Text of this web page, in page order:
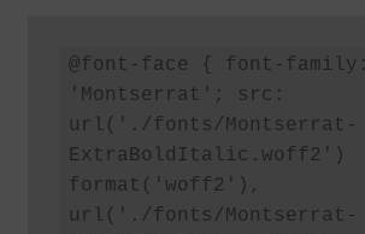
@font-face { font-family:
'Montserrat'; src:
url('./fonts/Montserrat-
ExtraBoldItalic.woff2')
format('woff2'),
url('./fonts/Montserrat-